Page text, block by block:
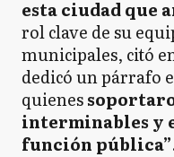
esta ciudad que
rol clave de su
municipales, citó
dedicó un párrafo
quienes
interminables y
función pública”